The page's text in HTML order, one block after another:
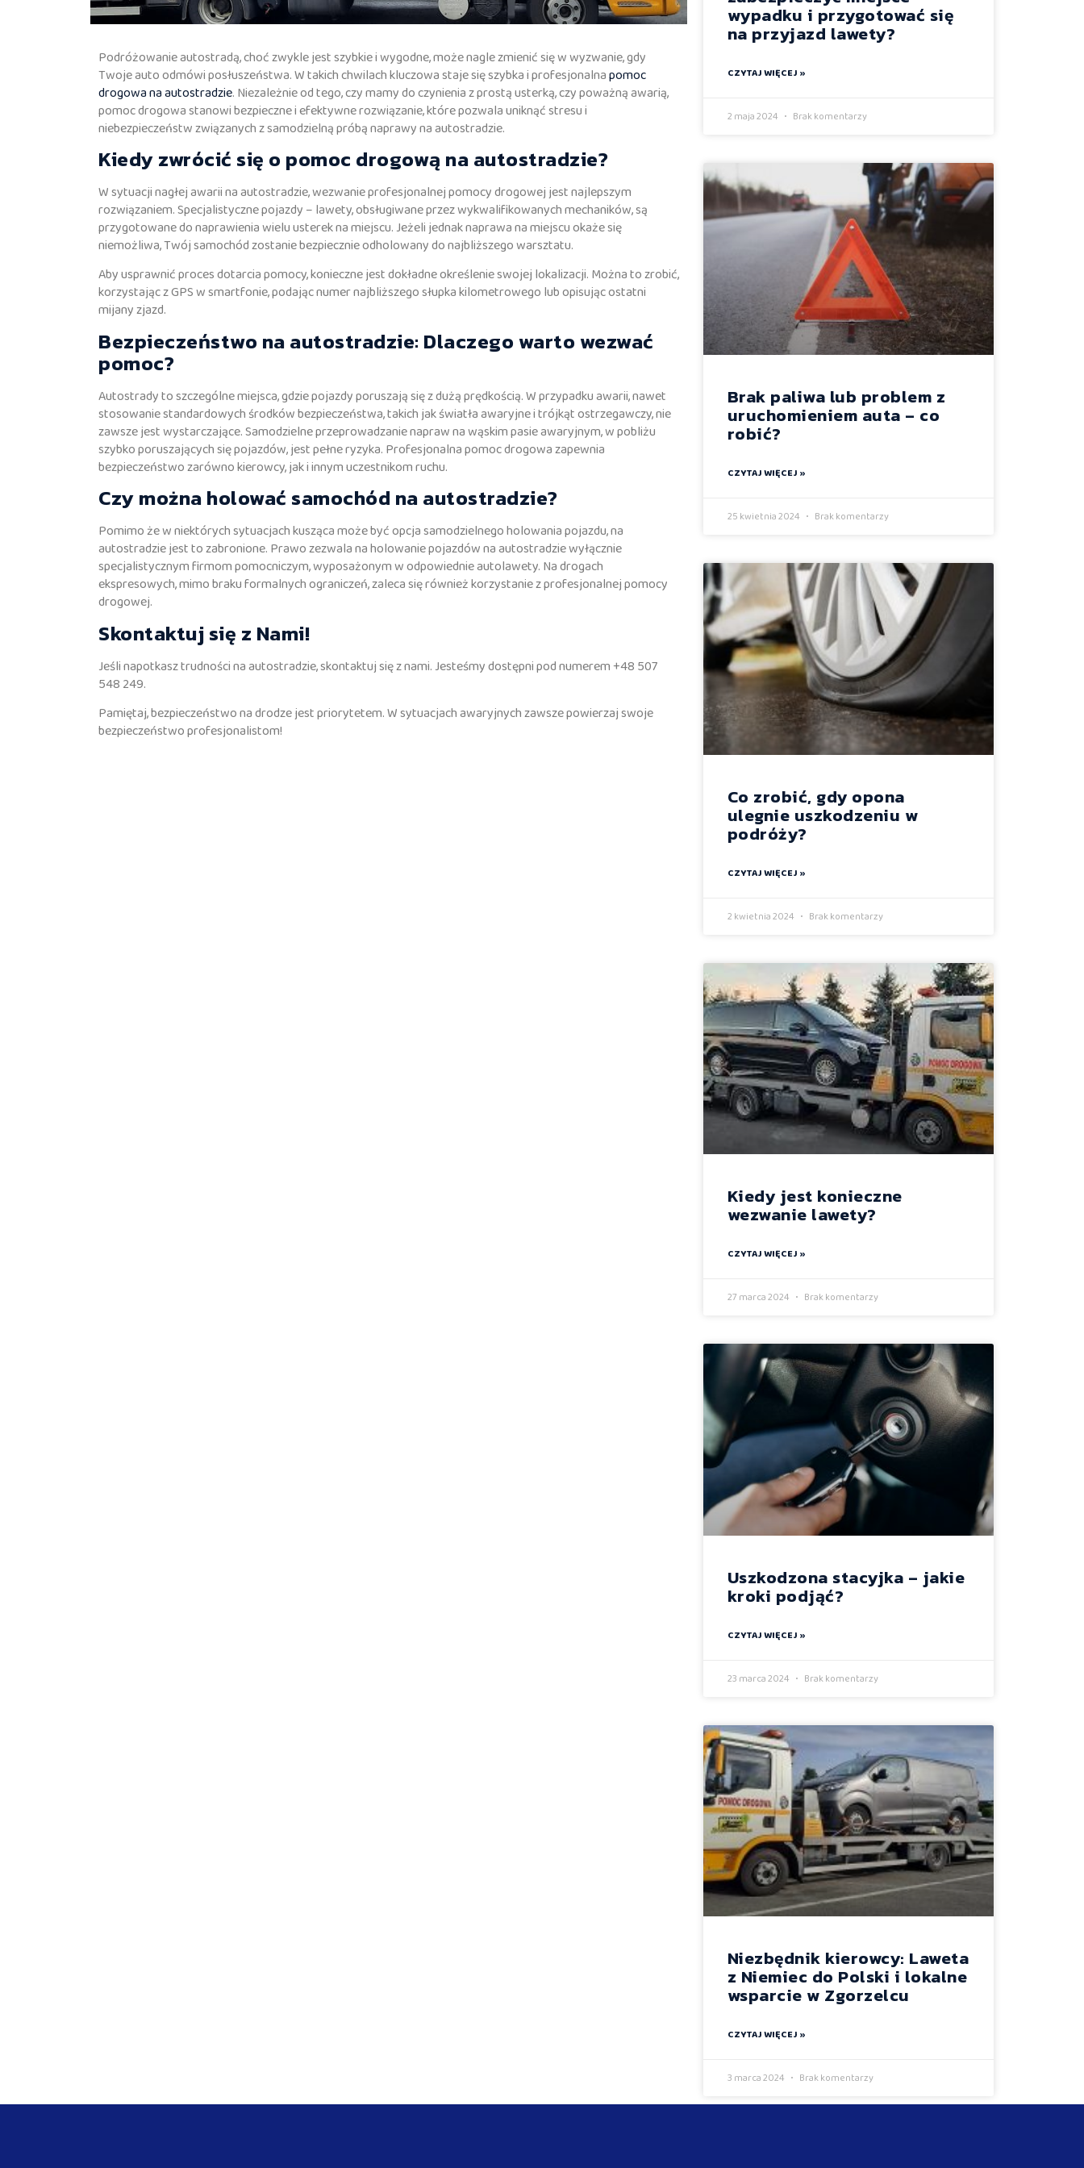
Podróżowanie autostradą, choć zwykle jest szybkie i wygodne, może nagle zmienić się w wyzwanie, gdy
Twoje auto odmówi posłuszeństwa. W takich chwilach kluczowa staje się szybka i profesjonalnapomoc
drogowa na autostradzie. Niezależnie od tego, czy mamy do czynienia z prostą usterką, czy poważną awarią,
pomoc drogowa stanowi bezpieczne i efektywne rozwiązanie, które pozwala uniknąć stresu i
niebezpieczeństw związanych z samodzielną próbą naprawy na autostradzie.
Kiedy zwrócić się o pomoc drogową na autostradzie?
W sytuacji nagłej awarii na autostradzie, wezwanie profesjonalnej pomocy drogowej jest najlepszym
rozwiązaniem. Specjalistyczne pojazdy – lawety, obsługiwane przez wykwalifikowanych mechaników, są
przygotowane do naprawienia wielu usterek na miejscu. Jeżeli jednak naprawa na miejscu okaże się
niemożliwa, Twój samochód zostanie bezpiecznie odholowany do najbliższego warsztatu.
Aby usprawnić proces dotarcia pomocy, konieczne jest dokładne określenie swojej lokalizacji. Można to zrobić,
korzystając z GPS w smartfonie, podając numer najbliższego słupka kilometrowego lub opisując ostatni
mijany zjazd.
Bezpieczeństwo na autostradzie: Dlaczego warto wezwać
pomoc?
Autostrady to szczególne miejsca, gdzie pojazdy poruszają się z dużą prędkością. W przypadku awarii, nawet
stosowanie standardowych środków bezpieczeństwa, takich jak światła awaryjne i trójkąt ostrzegawczy, nie
zawsze jest wystarczające. Samodzielne przeprowadzanie napraw na wąskim pasie awaryjnym, w pobliżu
szybko poruszających się pojazdów, jest pełne ryzyka. Profesjonalna pomoc drogowa zapewnia
bezpieczeństwo zarówno kierowcy, jak i innym uczestnikom ruchu.
Czy można holować samochód na autostradzie?
Pomimo że w niektórych sytuacjach kusząca może być opcja samodzielnego holowania pojazdu, na
autostradzie jest to zabronione. Prawo zezwala na holowanie pojazdów na autostradzie wyłącznie
specjalistycznym firmom pomocniczym, wyposażonym w odpowiednie autolawety. Na drogach
ekspresowych, mimo braku formalnych ograniczeń, zaleca się również korzystanie z profesjonalnej pomocy
drogowej.
Skontaktuj się z Nami!
Jeśli napotkasz trudności na autostradzie, skontaktuj się z nami. Jesteśmy dostępni pod numerem +48 507
548 249.
Pamiętaj, bezpieczeństwo na drodze jest priorytetem. W sytuacjach awaryjnych zawsze powierzaj swoje
bezpieczeństwo profesjonalistom!
wypadku i przygotować się
na przyjazd lawety?
CZYTAJ WIĘCEJ »
2 maja 2024 Brak komentarzy
Brak paliwa lub problem z
uruchomieniem auta – co
robić?
CZYTAJ WIĘCEJ »
25 kwietnia 2024 Brak komentarzy
Co zrobić, gdy opona
ulegnie uszkodzeniu w
podróży?
CZYTAJ WIĘCEJ »
2 kwietnia 2024 Brak komentarzy
Kiedy jest konieczne
wezwanie lawety?
CZYTAJ WIĘCEJ »
27 marca 2024 Brak komentarzy
Uszkodzona stacyjka – jakie
kroki podjąć?
CZYTAJ WIĘCEJ »
23 marca 2024 Brak komentarzy
Niezbędnik kierowcy: Laweta
z Niemiec do Polski i lokalne
wsparcie w Zgorzelcu
CZYTAJ WIĘCEJ »
3 marca 2024 Brak komentarzy